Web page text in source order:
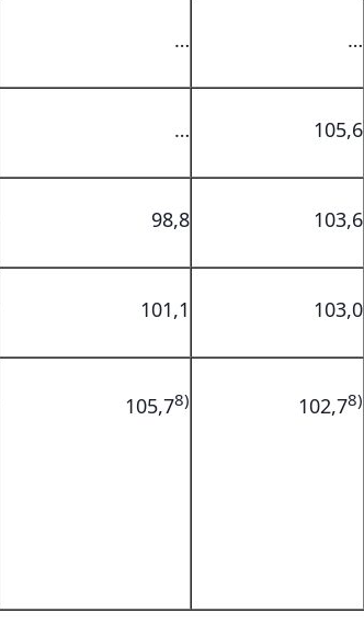
… …
… 105,6
98,8 103,6
101,1 103,0
105,78) 102,78)